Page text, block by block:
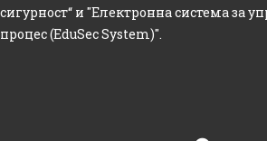
сигурност“ и "Електронна система за
процес (EduSec System)".